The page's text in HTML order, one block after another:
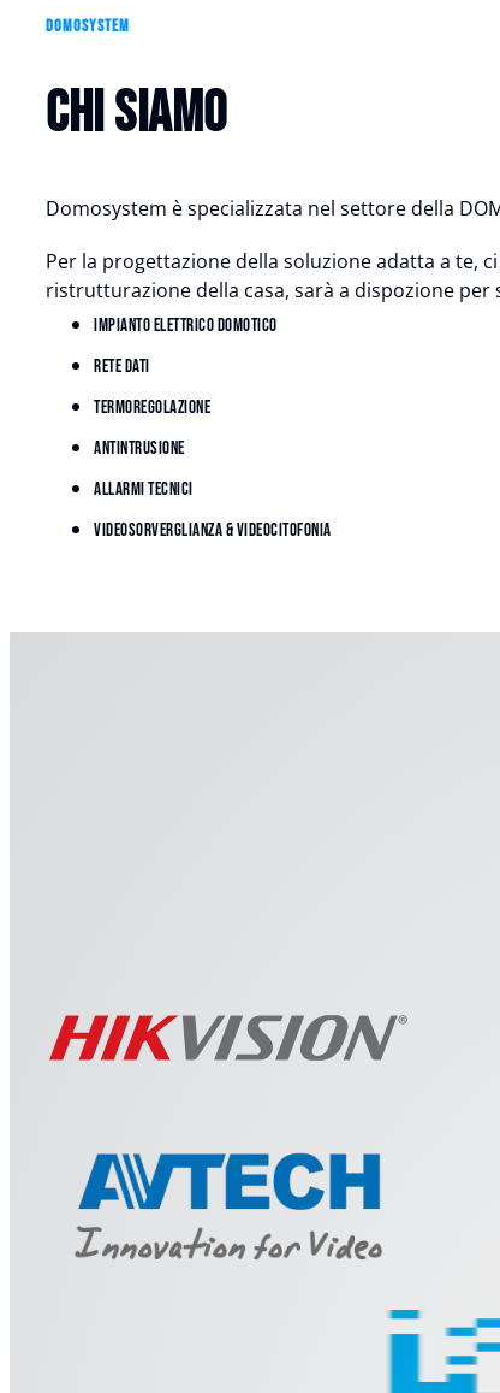
DOMOSYSTEM
Chi siamo
Domosystem è specializzata nel settore della
Per la progettazione della soluzione adatta a te,
ristrutturazione della casa, sarà a dispozione per
Impianto elettrico domotico
Rete dati
Termoregolazione
Antintrusione
Allarmi tecnici
Videosorverglianza & Videocitofonia